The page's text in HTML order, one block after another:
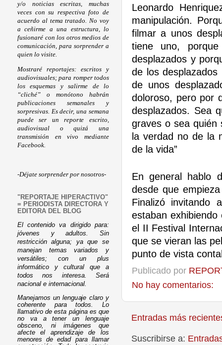
Leonardo
manipulación.
filmar a unos
tiene uno,
desplazados y
de los
de unos
doloroso, pero por
desplazados. Sea
graves o sea
la verdad no de la
de la vida”
En general hablo
desde que
Finalizó invitando
estaban
el II Festival
que se vieran las
punto de vista
Publicado por
No hay comentarios:
Entradas más
Suscribirse a:
y/o noticias escritas, muchas
veces con su respectiva foto de
acuerdo al tema tratado. No voy
a ceñirme a una estructura, lo
fusionaré con los otros medios de
comunicación, para sorprender a
quien lo visite.
Mostraré reportajes: escritos y
audiovisuales; para romper todos
los esquemas y salirme de lo
“cliché” o monótono habrán
publicaciones semanales y
sorpresivas. Es decir, una semana
puede ser un reporte escrito,
audiovisual o quizá una
transmisión en vivo mediante
Facebook.
-Déjate sorprender por nosotros-
"REPORTAJE HIPERACTIVO"
= PERIODISTA DIRECTORA Y
EDITORA DEL BLOG
El contenido va dirigido para:
jóvenes y adultos. Sin
restricción alguna; ya que se
manejan temas variados y
versátiles; con un plus
informático y cultural que a
todos nos interesa. Será
nacional e internacional.
Manejamos un lenguaje claro y
coherente para todos. Lo
llamativo de esta página es que
no va a tener un lenguaje
obsceno, ni imágenes que
afecte el aprendizaje de los
menores de edad para llamar